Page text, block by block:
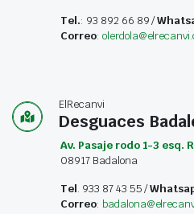
Tel.: 93 892 66 89 /
Correo:
ElRecanvi
Desguaces
Av. Pasaje rodo 1-3 esq.
08917 Badalona
Tel. 933 87 43 55 /
Correo: